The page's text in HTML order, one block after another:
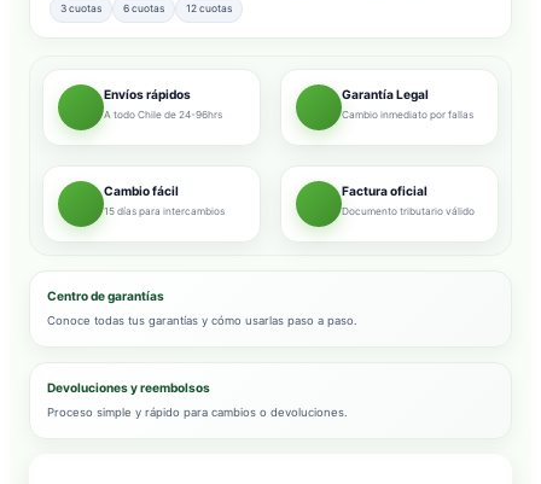
3 cuotas 6 cuotas 12 cuotas
Envíos rápidos
A todo Chile de 24-96hrs
Garantía Legal
Cambio inmediato por fallas
Cambio fácil
15 días para intercambios
Factura oficial
Documento tributario válido
Centro de garantías
Conoce todas tus garantías y cómo usarlas paso a paso.
Devoluciones y reembolsos
Proceso simple y rápido para cambios o devoluciones.